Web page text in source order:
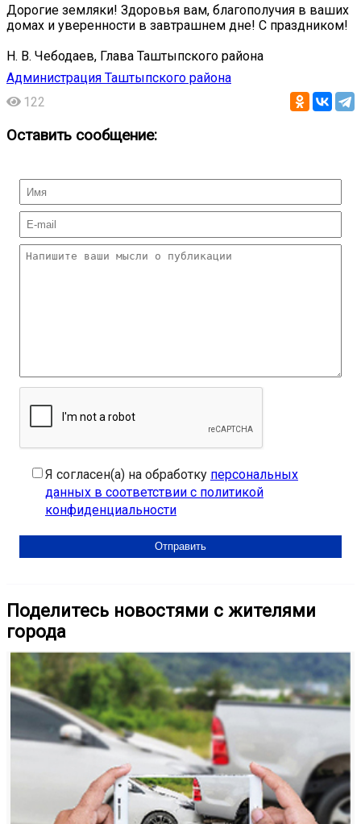
Дорогие земляки! Здоровья вам, благополучия в ваших
домах и уверенности в завтрашнем дне! С праздником!
Н. В. Чебодаев, Глава Таштыпского района
Администрация Таштыпского района
122
Оставить сообщение:
Я согласен(а) на обработку персональных
данных в соответствии с политикой
конфиденциальности
Поделитесь новостями с жителями
города